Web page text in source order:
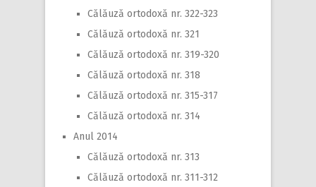
Călăuză ortodoxă nr. 322-323
Călăuză ortodoxă nr. 321
Călăuză ortodoxă nr. 319-320
Călăuză ortodoxă nr. 318
Călăuză ortodoxă nr. 315-317
Călăuză ortodoxă nr. 314
Anul 2014
Călăuză ortodoxă nr. 313
Călăuză ortodoxă nr. 311-312